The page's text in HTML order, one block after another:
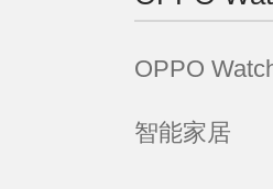
OPPO
智能家居